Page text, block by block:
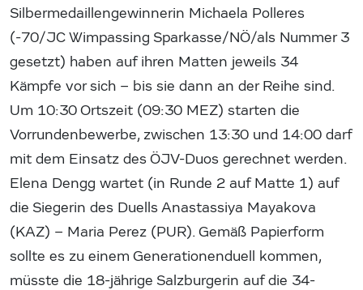
Silbermedaillengewinnerin Michaela Polleres
(-70/JC Wimpassing Sparkasse/NÖ/als Nummer 3
gesetzt) haben auf ihren Matten jeweils 34
Kämpfe vor sich – bis sie dann an der Reihe sind.
Um 10:30 Ortszeit (09:30 MEZ) starten die
Vorrundenbewerbe, zwischen 13:30 und 14:00 darf
mit dem Einsatz des ÖJV-Duos gerechnet werden.
Elena Dengg wartet (in Runde 2 auf Matte 1) auf
die Siegerin des Duells Anastassiya Mayakova
(KAZ) – Maria Perez (PUR). Gemäß Papierform
sollte es zu einem Generationenduell kommen,
müsste die 18-jährige Salzburgerin auf die 34-